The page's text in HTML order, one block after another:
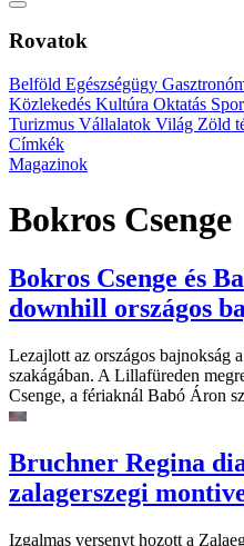
Rovatok
Belföld Egészségügy
Közlekedés Kultúra Oktatás
Turizmus Vállalatok Világ Zöld
Címkék
Magazinok
Bokros Csenge
Bokros Csenge és
downhill országos
Lezajlott az országos bajnokság
szakágában. A Lillafüreden
Csenge, a fériaknál Babó Áron
Bruchner Regina
zalagerszegi
Izgalmas versenyt hozott a